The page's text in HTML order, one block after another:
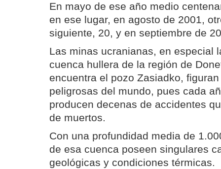
En mayo de ese año medio
en ese lugar, en agosto de 2001,
siguiente, 20, y en septiembre de
Las minas ucranianas, en especial
cuenca hullera de la región de
encuentra el pozo Zasiadko,
peligrosas del mundo, pues cada
producen decenas de accidentes
de muertos.
Con una profundidad media de
de esa cuenca poseen singulares
geológicas y condiciones térmicas.